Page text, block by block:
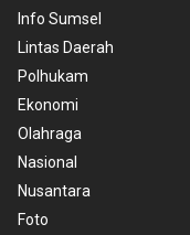
Info Sumsel
Lintas Daerah
Polhukam
Ekonomi
Olahraga
Nasional
Nusantara
Foto